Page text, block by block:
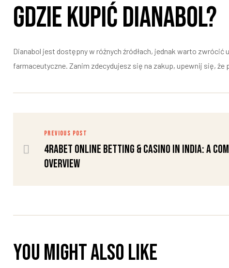
Gdzie kupić Dianabol?
Dianabol jest dostępny w różnych źródłach, jednak warto
farmaceutyczne. Zanim zdecydujesz się na zakup, upewnij się,
PREVIOUS POST
4Rabet Online Betting & Casino in India: A
Overview
You might also like